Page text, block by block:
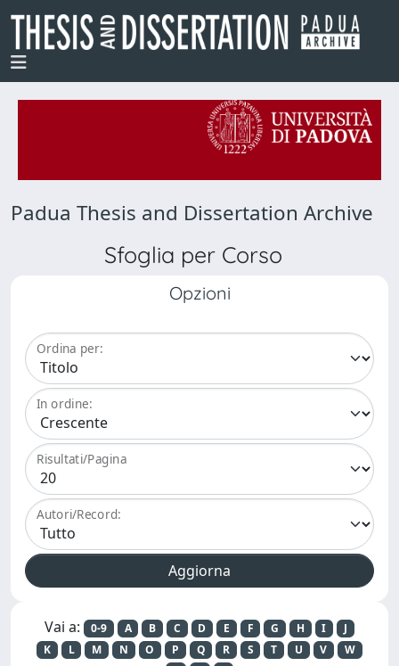
Padua Thesis and Dissertation Archive
Sfoglia per Corso
Opzioni
Ordina per:
In ordine:
Risultati/Pagina
Autori/Record:
Vai a: 0-9 A B C D E F G H I
J
K
L M N O P Q R S T U V
W